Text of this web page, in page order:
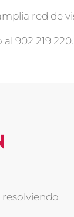
red de
902 219 220.
resolviendo